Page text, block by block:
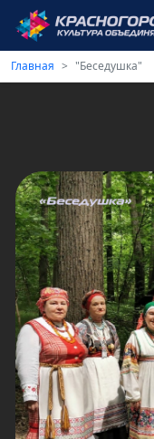
Главная "Беседушка"